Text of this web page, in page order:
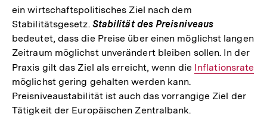
ein wirtschaftspolitisches Ziel nach dem
Stabilitätsgesetz. Stabilität des Preisniveaus
bedeutet, dass die Preise über einen möglichst langen
Zeitraum möglichst unverändert bleiben sollen. In der
Praxis gilt das Ziel als erreicht, wenn die Interner
Inflationsrate
möglichst gering gehalten werden kann.
Preisniveaustabilität ist auch das vorrangige Ziel der
Tätigkeit der Europäischen Zentralbank.